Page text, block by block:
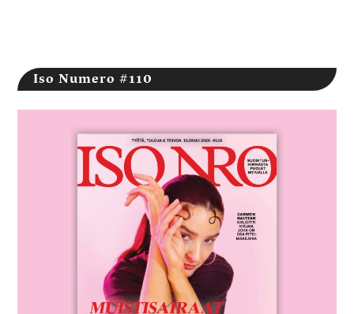
Iso Numero #110